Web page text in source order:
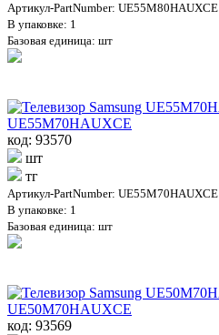
Артикул-PartNumber: UE55M80HAUXCE
В упаковке: 1
Базовая единица: шт
UE55M70HAUXCE
код: 93570
шт
тг
Артикул-PartNumber: UE55M70HAUXCE
В упаковке: 1
Базовая единица: шт
UE50M70HAUXCE
код: 93569